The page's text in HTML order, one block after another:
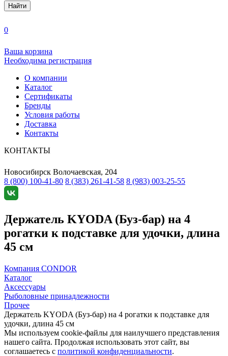
Найти
0
Ваша корзина
Необходима регистрация
О компании
Каталог
Сертификаты
Бренды
Условия работы
Доставка
Контакты
КОНТАКТЫ
Новосибирск Волочаевская, 204
8 (800) 100-41-80 8 (383) 261-41-58 8 (983) 003-25-55
Держатель KYODA (Буз-бар) на 4
рогатки к подставке для удочки, длина
45 см
Компания CONDOR
Каталог
Аксессуары
Рыболовные принадлежности
Прочее
Держатель KYODA (Буз-бар) на 4 рогатки к подставке для
удочки, длина 45 см
Мы используем cookie-файлы для наилучшего представления
нашего сайта. Продолжая использовать этот сайт, вы
соглашаетесь c политикой конфиденциальности.